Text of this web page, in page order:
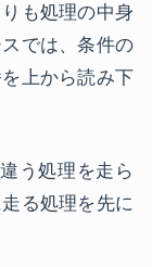
も処理の中身
では、条件の
上から読み下
う処理を走ら
る処理を先に